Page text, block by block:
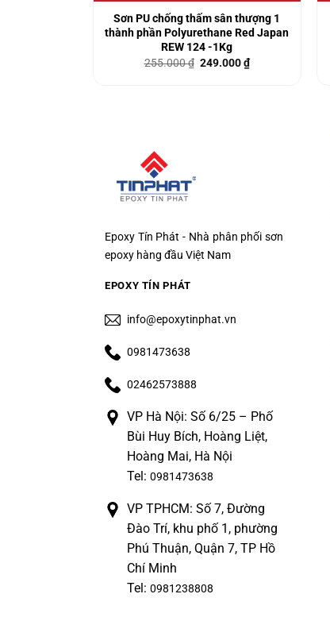
Sơn PU chống thấm sân thượng 1
thành phần Polyurethane Red Japan
REW 124 -1Kg
255.000₫ Giá
249.000₫Giá
hiện
Epoxy Tín Phát - Nhà phân phối sơn
epoxy hàng đầu Việt Nam
EPOXY TÍN PHÁT
info@epoxytinphat.vn
0981473638
02462573888
VP Hà Nội: Số 6/25 – Phố
Bùi Huy Bích, Hoàng Liệt,
Hoàng Mai, Hà Nội
Tel: 0981473638
VP TPHCM: Số 7, Đường
Đào Trí, khu phố 1, phường
Phú Thuận, Quận 7, TP Hồ
Chí Minh
Tel: 0981238808